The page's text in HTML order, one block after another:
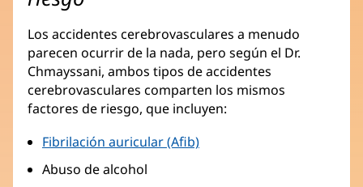
Los accidentes cerebrovasculares a menudo
parecen ocurrir de la nada, pero según el Dr.
Chmayssani, ambos tipos de accidentes
cerebrovasculares comparten los mismos
factores de riesgo, que incluyen:
Fibrilación auricular (Afib)
Abuso de alcohol